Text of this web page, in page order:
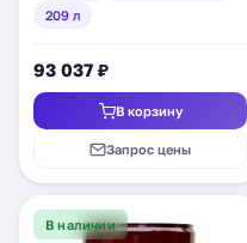
209 л
93 037 ₽
В корзину
Запрос цены
В наличии